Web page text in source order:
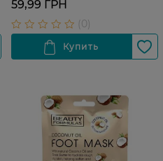
59,99 ГРН